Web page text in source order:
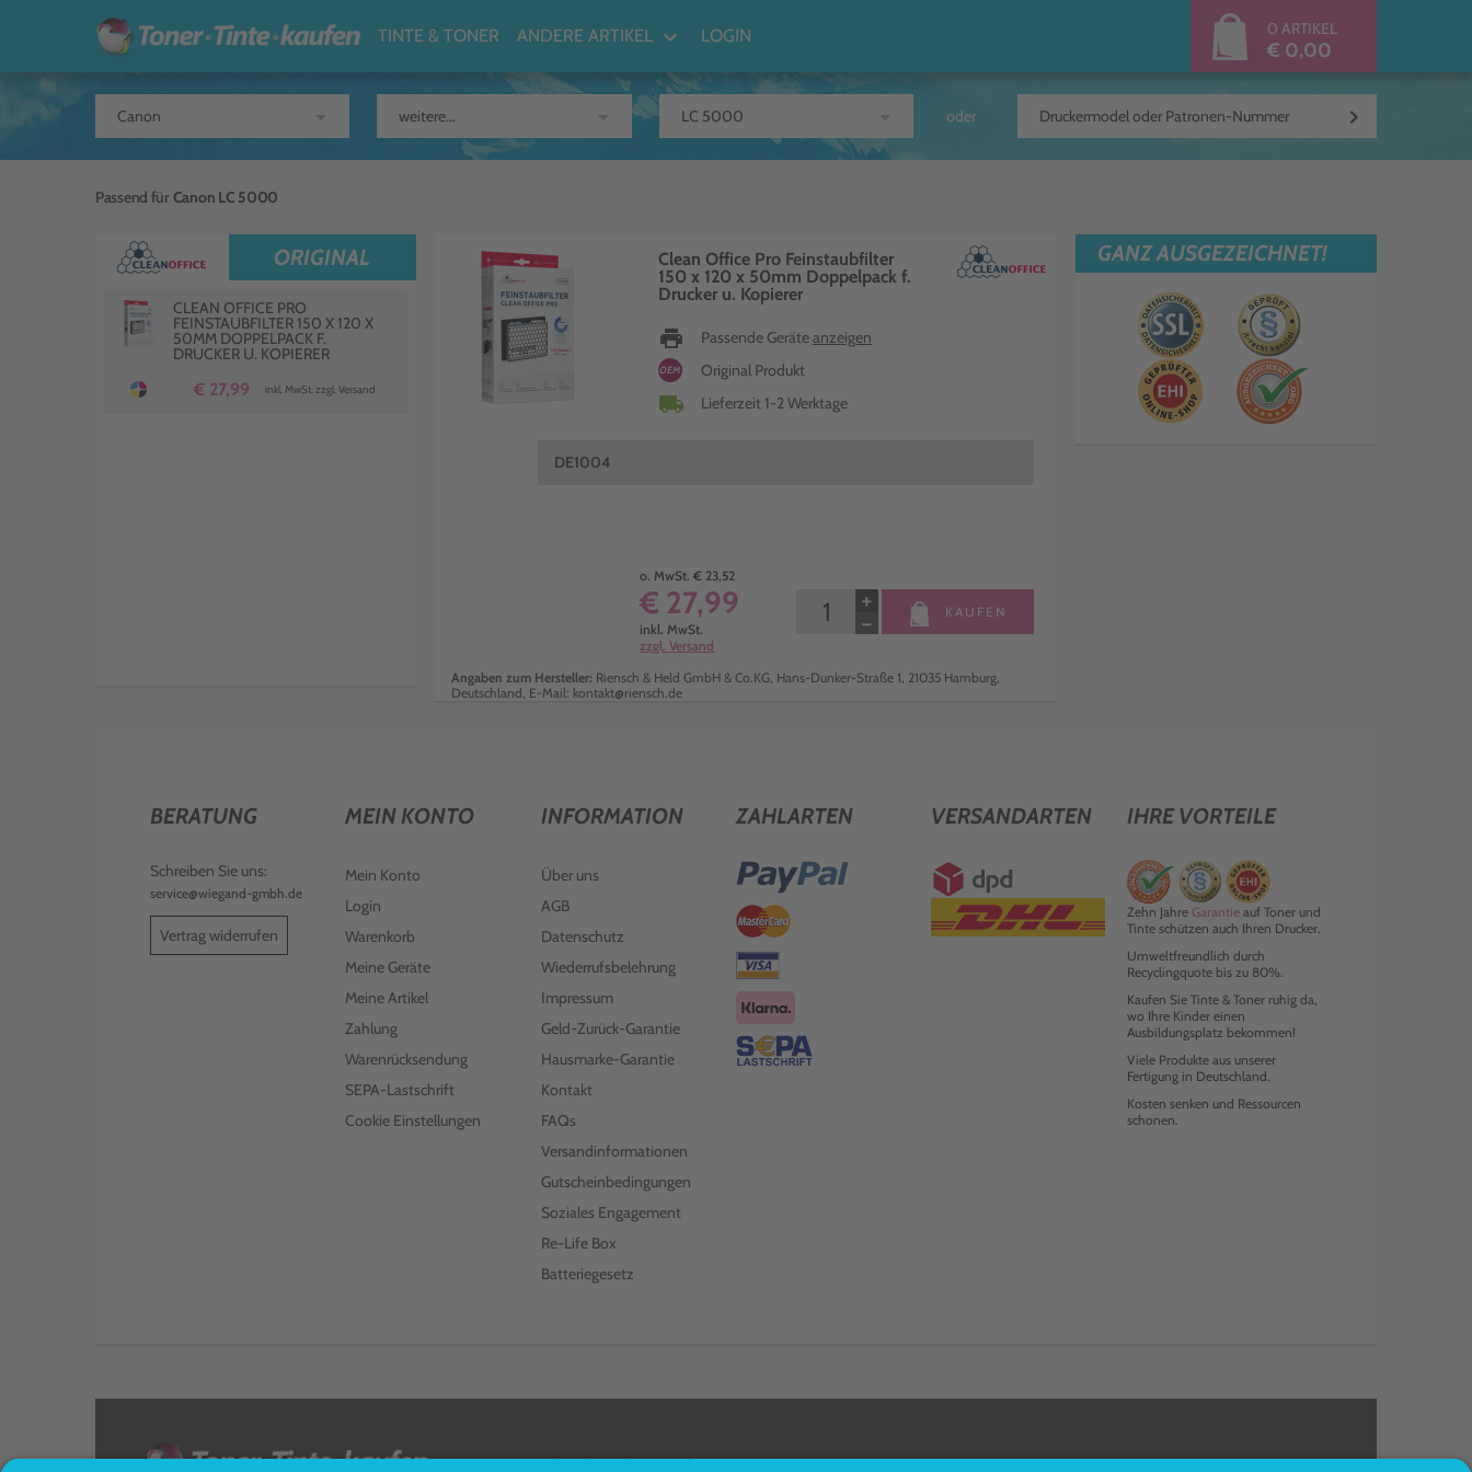
TINTE & TONER ANDERE ARTIKEL keyboard_arrow_down LOGIN 0 ARTIKEL
€ 0,00
oder keyboard_arrow_right
Passend fürCanon LC 5000
ORIGINAL
CLEAN OFFICE PRO
FEINSTAUBFILTER 150 X 120 X
50MM DOPPELPACK F.
DRUCKER U. KOPIERER
€ 27,99 inkl. MwSt. zzgl. Versand
Clean Office Pro Feinstaubfilter
150 x 120 x 50mm Doppelpack f.
Drucker u. Kopierer
print Passende Geräteanzeigen
OEM Original Produkt
local_shipping Lieferzeit 1-2 Werktage
DE1004
o. MwSt. € 23,52
€ 27,99
inkl. MwSt.
zzgl. Versand
−
+ KAUFEN
Angaben zum Hersteller: Riensch & Held GmbH & Co.KG, Hans-Dunker-Straße 1, 21035 Hamburg,
Deutschland, E-Mail: kontakt@riensch.de
GANZ AUSGEZEICHNET!
BERATUNG
Schreiben Sie uns:
service@wiegand-gmbh.de
Vertrag widerrufen
MEIN KONTO
Mein Konto
Login
Warenkorb
Meine Geräte
Meine Artikel
Zahlung
Warenrücksendung
SEPA-Lastschrift
Cookie Einstellungen
INFORMATION
Über uns
AGB
Datenschutz
Wiederrufsbelehrung
Impressum
Geld-Zurück-Garantie
Hausmarke-Garantie
Kontakt
FAQs
Versandinformationen
Gutscheinbedingungen
Soziales Engagement
Re-Life Box
Batteriegesetz
ZAHLARTEN VERSANDARTEN IHRE VORTEILE
Zehn Jahre Garantieauf Toner und
Tinte schützen auch Ihren Drucker.
Umweltfreundlich durch
Recyclingquote bis zu 80%.
Kaufen Sie Tinte & Toner ruhig da,
wo Ihre Kinder einen
Ausbildungsplatz bekommen!
Viele Produkte aus unserer
Fertigung in Deutschland.
Kosten senken und Ressourcen
schonen.
< FOLGEN SIE UNS